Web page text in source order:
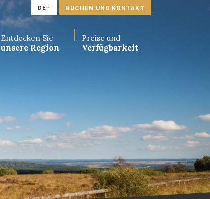
DE BUCHEN UND KONTAKT
Entdecken Sie
unsere Region
Preise und
Verfügbarkeit